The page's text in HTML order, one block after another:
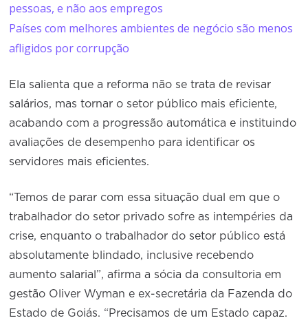
pessoas, e não aos empregos
Países com melhores ambientes de negócio são menos
afligidos por corrupção
Ela salienta que a reforma não se trata de revisar
salários, mas tornar o setor público mais eficiente,
acabando com a progressão automática e instituindo
avaliações de desempenho para identificar os
servidores mais eficientes.
“Temos de parar com essa situação dual em que o
trabalhador do setor privado sofre as intempéries da
crise, enquanto o trabalhador do setor público está
absolutamente blindado, inclusive recebendo
aumento salarial”, afirma a sócia da consultoria em
gestão Oliver Wyman e ex-secretária da Fazenda do
Estado de Goiás. “Precisamos de um Estado capaz.